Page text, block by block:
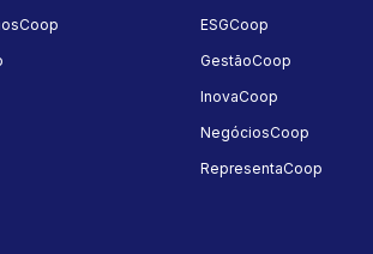
ESGCoop
GestãoCoop
InovaCoop
NegóciosCoop
RepresentaCoop